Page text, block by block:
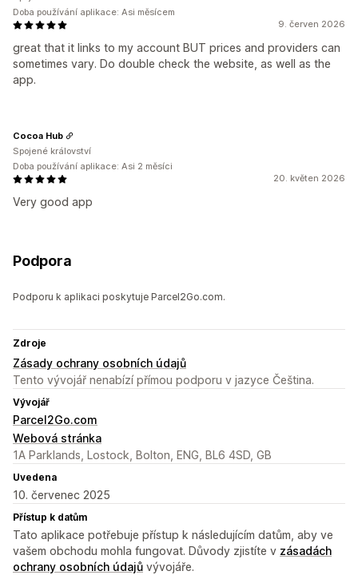
9. červen 2026
great that it links to my account BUT prices and providers can
sometimes vary. Do double check the website, as well as the
app.
Doba používání aplikace: Asi měsícem
20. květen 2026
Very good app
Cocoa Hub
Spojené království
Doba používání aplikace: Asi 2 měsíci
Podpora
Podporu k aplikaci poskytuje Parcel2Go.com.
Zdroje
Zásady ochrany osobních údajů
Tento vývojář nenabízí přímou podporu v jazyce Čeština.
Vývojář
Parcel2Go.com
Webová stránka
1A Parklands, Lostock, Bolton, ENG, BL6 4SD, GB
Uvedena
10. červenec 2025
Přístup k datům
Tato aplikace potřebuje přístup k následujícím datům, aby ve
vašem obchodu mohla fungovat. Důvody zjistíte v zásadách
ochrany osobních údajů vývojáře.